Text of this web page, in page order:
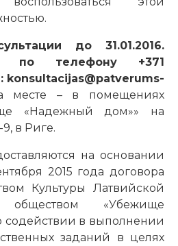
до 31.01.2016.
по телефону +371
konsultacijas@patverums-
месте – в помещениях
«Надежный дом»» на
в Риге.
на основании
2015 года договора
Культуры Латвийской
«Убежище
в выполнении
заданий в целях